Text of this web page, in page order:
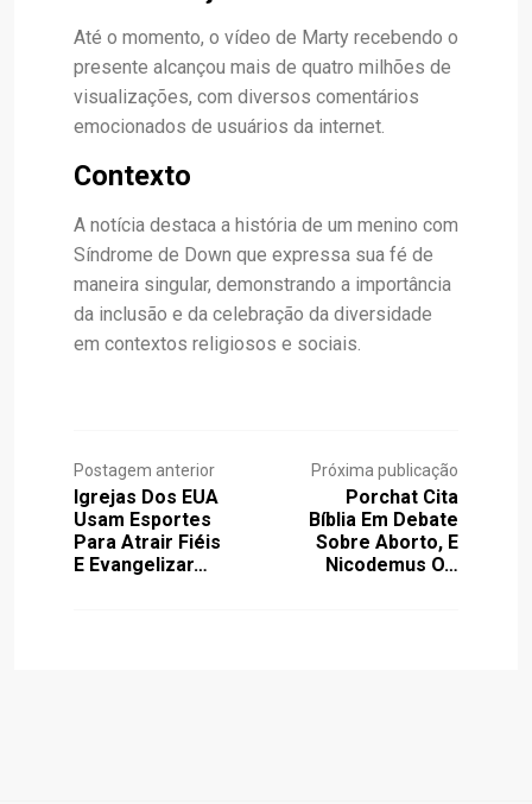
Até o momento, o vídeo de Marty recebendo o
presente alcançou mais de quatro milhões de
visualizações, com diversos comentários
emocionados de usuários da internet.
Contexto
A notícia destaca a história de um menino com
Síndrome de Down que expressa sua fé de
maneira singular, demonstrando a importância
da inclusão e da celebração da diversidade
em contextos religiosos e sociais.
Postagem anterior
Igrejas Dos EUA
Usam Esportes
Para Atrair Fiéis
E Evangelizar…
Próxima publicação
Porchat Cita
Bíblia Em Debate
Sobre Aborto, E
Nicodemus O…